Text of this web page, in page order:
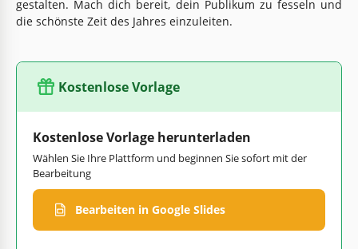
gestalten. Mach dich bereit, dein Publikum zu fesseln und
die schönste Zeit des Jahres einzuleiten.
Kostenlose Vorlage
Kostenlose Vorlage herunterladen
Wählen Sie Ihre Plattform und beginnen Sie sofort mit der
Bearbeitung
Bearbeiten in Google Slides